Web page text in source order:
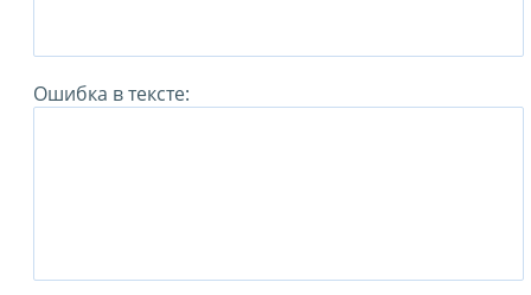
Ошибка в тексте: